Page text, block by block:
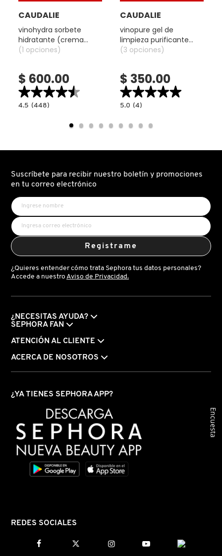
CAUDALIE
vinohydra sorbete
hidratante (crema
hidratante tipo
(1 opciones)
$ 600.00
★★★★★
★★★★★
4.5
4.5 (448)
CAUDALIE
vinopure gel de
limpieza purificante
(gel de limpieza
(3 opciones)
$ 350.00
★★★★★
★★★★★
5.0
GEL
DE
5.0 (4)
Suscríbete para recibir nuestro boletín y promociones
en tu correo electrónico
Registrame
¿Quieres entender cómo trata Sephora tus datos personales?
Accede a nuestro Aviso de Privacidad.
¿NECESITAS AYUDA?
SEPHORA FAN
ATENCIÓN AL CLIENTE
ACERCA DE NOSOTROS
¿YA TIENES SEPHORA APP?
REDES SOCIALES
Encuesta